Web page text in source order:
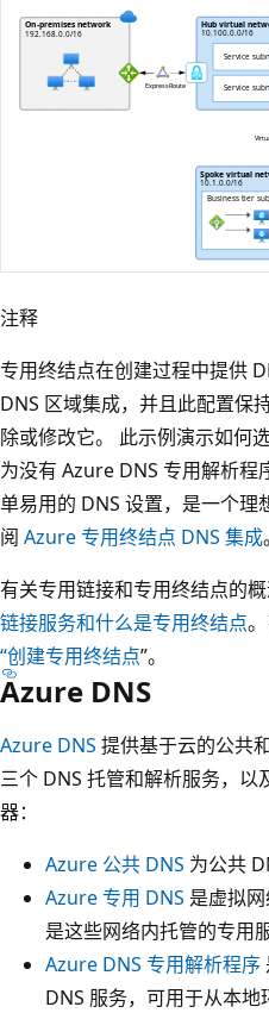
注释
专用终结点在创建过程中提供
DNS 区域集成，并且此配置保
除或修改它。 此示例演示如何
为没有 Azure DNS 专用解析程
单易用的 DNS 设置，是一个
阅 Azure 专用终结点 DNS 集成。
有关专用链接和专用终结点的
链接服务和什么是专用终结点
“创建专用终结点”。
Azure DNS
Azure DNS 提供基于云的公共
三个 DNS 托管和解析服务，以
器：
Azure 公共 DNS 为公共
Azure 专用 DNS 是虚拟
是这些网络内托管的专用服
Azure DNS 专用解析程序
DNS 服务，可用于从本